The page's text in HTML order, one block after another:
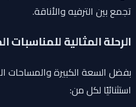
تجمع بين الترفيه والأناقة.
الرحلة المثالية للمناسبات
بفضل السعة الكبيرة والمساحات
استثنائيًا لكل من: